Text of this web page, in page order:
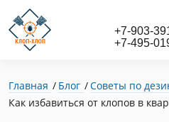
+7-903-
+7-495-
Главная Блог
Советы по
Как избавиться от клопов в